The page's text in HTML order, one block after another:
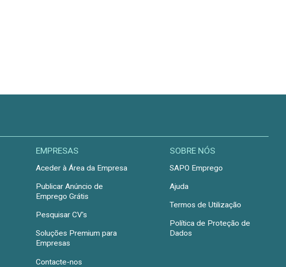
EMPRESAS
Aceder à Área da Empresa
Publicar Anúncio de
Emprego Grátis
Pesquisar CV's
Soluções Premium para
Empresas
Contacte-nos
SOBRE NÓS
SAPO Emprego
Ajuda
Termos de Utilização
Política de Proteção de
Dados